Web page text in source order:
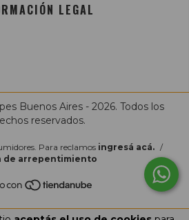
LEGAL
Buenos Aires - 2026. Todos los
reservados.
Para reclamos ingresá acá. /
de arrepentimiento